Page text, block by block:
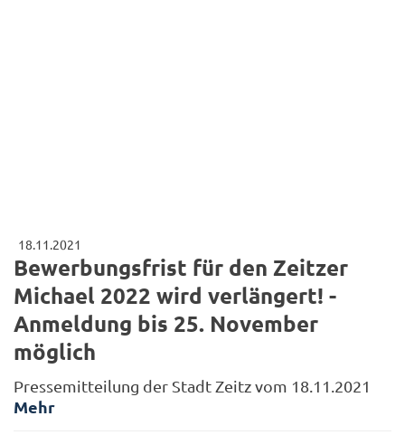
18.11.2021
Bewerbungsfrist für den Zeitzer
Michael 2022 wird verlängert! -
Anmeldung bis 25. November
möglich
Pressemitteilung der Stadt Zeitz vom 18.11.2021
Mehr